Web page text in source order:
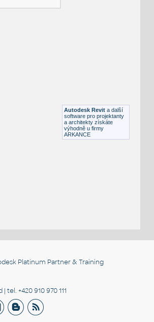
Autodesk Revit a další
software pro projektanty
a architekty získáte
výhodně u firmy
ARKANCE
Platinum Partner & Training
+420 910 970 111